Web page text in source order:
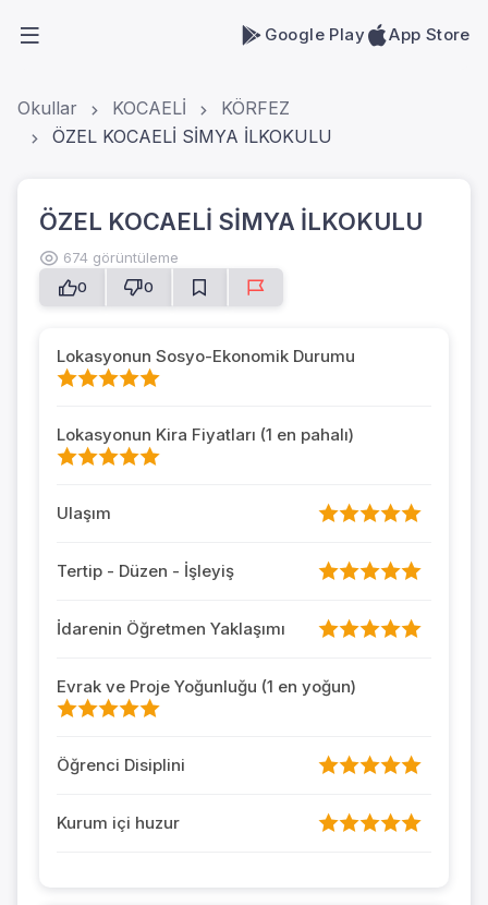
Google Play App Store
Okullar KOCAELİ
KÖRFEZ
ÖZEL KOCAELİ SİMYA İLKOKULU
ÖZEL KOCAELİ SİMYA İLKOKULU
674 görüntüleme
0
0
Lokasyonun Sosyo-Ekonomik Durumu
Lokasyonun Kira Fiyatları (1 en pahalı)
Ulaşım
Tertip - Düzen - İşleyiş
İdarenin Öğretmen Yaklaşımı
Evrak ve Proje Yoğunluğu (1 en yoğun)
Öğrenci Disiplini
Kurum içi huzur